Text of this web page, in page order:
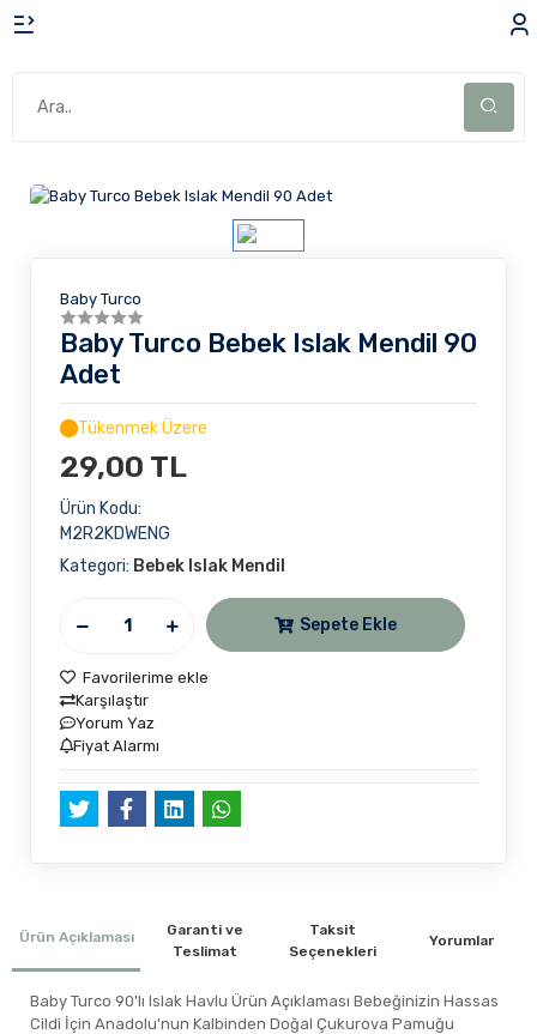
Baby Turco
Baby Turco Bebek Islak Mendil 90
Adet
Tükenmek Üzere
29,00 TL
Ürün Kodu:
M2R2KDWENG
Kategori: Bebek Islak Mendil
Sepete Ekle
Favorilerime ekle
Karşılaştır
Yorum Yaz
Fiyat Alarmı
Ürün Açıklaması
Garanti ve
Teslimat
Taksit
Seçenekleri
Yorumlar
Baby Turco 90'lı Islak Havlu Ürün Açıklaması Bebeğinizin Hassas
Cildi İçin Anadolu'nun Kalbinden Doğal Çukurova Pamuğu